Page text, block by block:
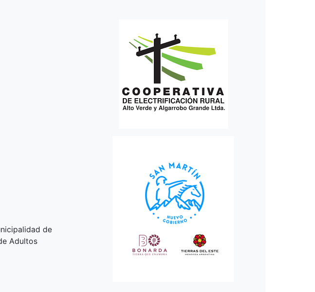
de
Adultos